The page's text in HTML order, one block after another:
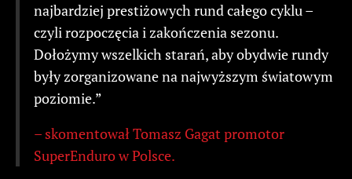
najbardziej prestiżowych rund całego cyklu –
czyli rozpoczęcia i zakończenia sezonu.
Dołożymy wszelkich starań, aby obydwie rundy
były zorganizowane na najwyższym światowym
poziomie.”
– skomentował Tomasz Gagat promotor
SuperEnduro w Polsce.